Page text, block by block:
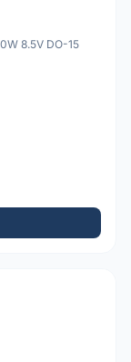
8.5V DO-15